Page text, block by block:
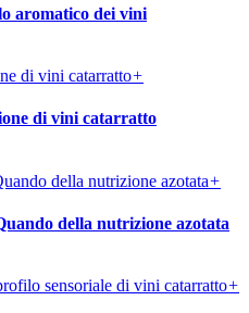
aromatico dei vini
+
di vini catarratto
+
della nutrizione azotata
+